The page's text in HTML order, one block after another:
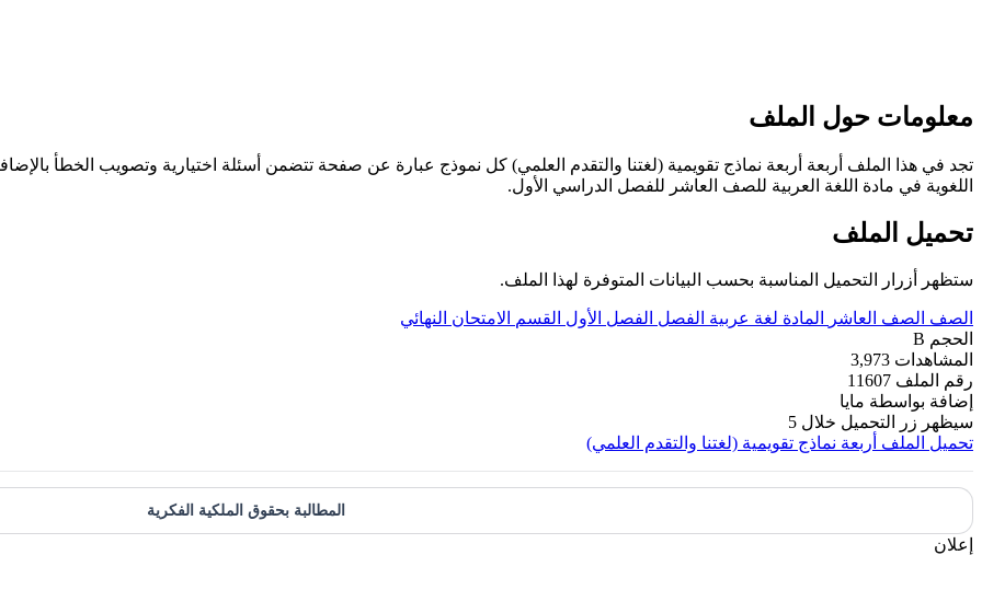
معلومات حول الملف
تجد في هذا الملف أربعة أربعة نماذج تقويمية (لغتنا والتقدم العلمي) كل نموذج عبارة عن صفحة تتضمن أسئلة اختيارية وتصويب الخطأ
اللغوية في مادة اللغة العربية للصف العاشر للفصل الدراسي الأول.
تحميل الملف
ستظهر أزرار التحميل المناسبة بحسب البيانات المتوفرة لهذا الملف.
الصف الصف العاشر المادة لغة عربية الفصل الفصل الأول القسم الامتحان النهائي
الحجم B
المشاهدات 3,973
رقم الملف 11607
إضافة بواسطة مايا
سيظهر زر التحميل خلال 5
تحميل الملف أربعة نماذج تقويمية (لغتنا والتقدم العلمي)
المطالبة بحقوق الملكية الفكرية
إعلان